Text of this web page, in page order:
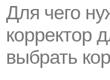
Для чего
корректор
выбрать